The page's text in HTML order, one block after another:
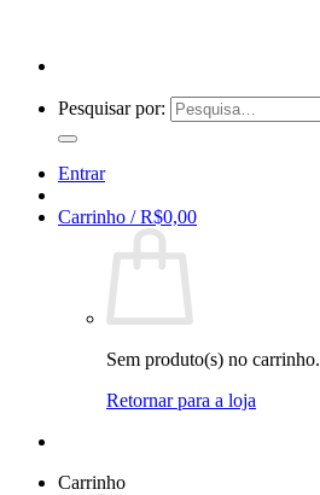
Pesquisar por:
Entrar
Carrinho /R$0,00
Sem produto(s) no carrinho.
Retornar para a loja
Carrinho